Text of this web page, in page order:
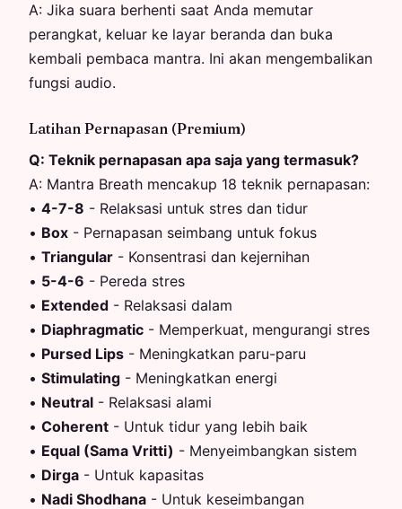
A: Jika suara berhenti saat Anda memutar
perangkat, keluar ke layar beranda dan buka
kembali pembaca mantra. Ini akan mengembalikan
fungsi audio.
Latihan Pernapasan (Premium)
Q: Teknik pernapasan apa saja yang termasuk?
A: Mantra Breath mencakup 18 teknik pernapasan:
• 4-7-8 - Relaksasi untuk stres dan tidur
• Box - Pernapasan seimbang untuk fokus
• Triangular - Konsentrasi dan kejernihan
• 5-4-6 - Pereda stres
• Extended - Relaksasi dalam
• Diaphragmatic - Memperkuat, mengurangi stres
• Pursed Lips - Meningkatkan paru-paru
• Stimulating - Meningkatkan energi
• Neutral - Relaksasi alami
• Coherent - Untuk tidur yang lebih baik
• Equal (Sama Vritti) - Menyeimbangkan sistem
• Dirga - Untuk kapasitas
• Nadi Shodhana - Untuk keseimbangan